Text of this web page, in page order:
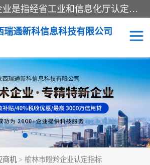
“专精特新”中小企业是指经省工业和信息化厅认定，专注于细分市场、掌握关键核心技术、创新能力强、市场占有率高、质量效益优，在专业化、精细化、特色化、新颖化等方面表现突出的中小企业。
瑞通新科信息科技有限公司
商机 > 榆林市瞪羚企业认定指标